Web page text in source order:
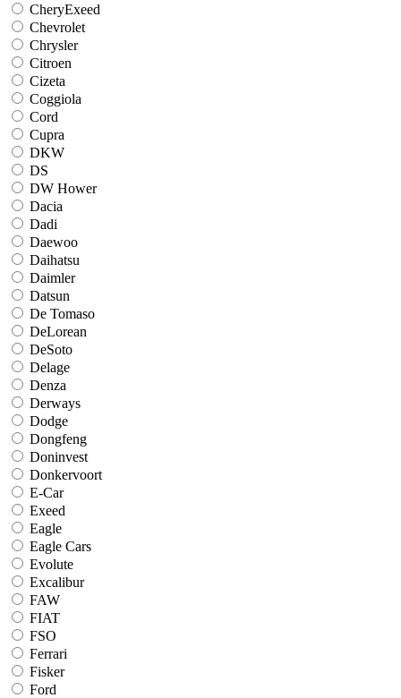
CheryExeed
Chevrolet
Chrysler
Citroen
Cizeta
Coggiola
Cord
Cupra
DKW
DS
DW Hower
Dacia
Dadi
Daewoo
Daihatsu
Daimler
Datsun
De Tomaso
DeLorean
DeSoto
Delage
Denza
Derways
Dodge
Dongfeng
Doninvest
Donkervoort
E-Car
Exeed
Eagle
Eagle Cars
Evolute
Excalibur
FAW
FIAT
FSO
Ferrari
Fisker
Ford